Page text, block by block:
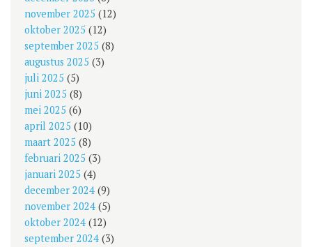
november 2025 (12)
oktober 2025 (12)
september 2025 (8)
augustus 2025 (3)
juli 2025 (5)
juni 2025 (8)
mei 2025 (6)
april 2025 (10)
maart 2025 (8)
februari 2025 (3)
januari 2025 (4)
december 2024 (9)
november 2024 (5)
oktober 2024 (12)
september 2024 (3)